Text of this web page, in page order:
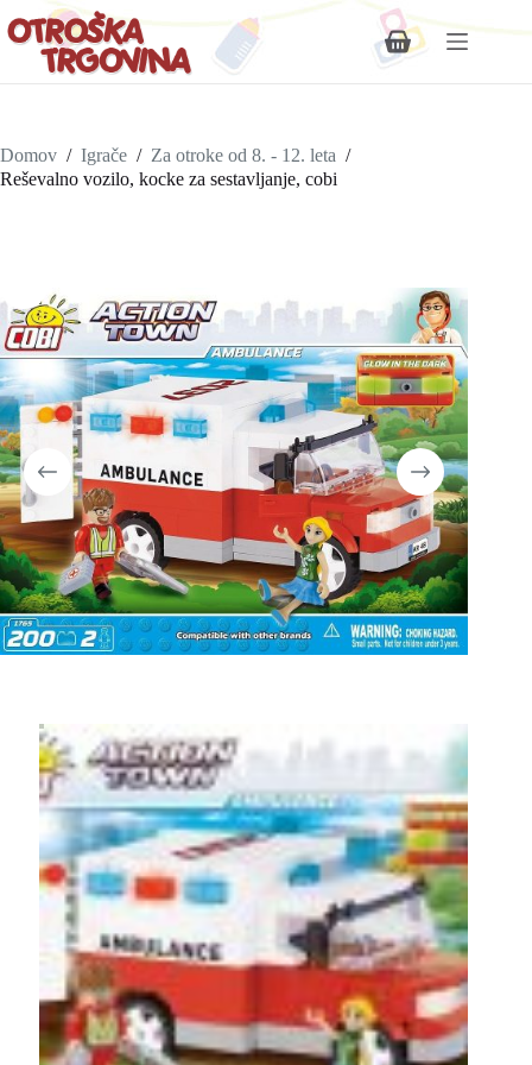
Shopping
Domov / Igrače / Za otroke od 8. - 12. leta /
Reševalno vozilo, kocke za sestavljanje, cobi